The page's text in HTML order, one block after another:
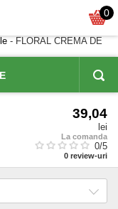
0
- FLORAL CREMA DE
39,04
lei
La comanda
0/5
0 review-uri